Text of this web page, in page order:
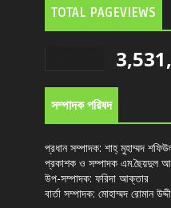
TOTAL PAGEVIEWS
সম্পাদক পরিষদ
প্রধান সম্পাদক: শাহ্ মুহাম্মদ
প্রকাশক ও সম্পাদক এম.ছৈয়দুল
উপ-সম্পাদক: ফরিদা আক্তার
বার্তা সম্পাদক: মোহাম্মদ রোমান